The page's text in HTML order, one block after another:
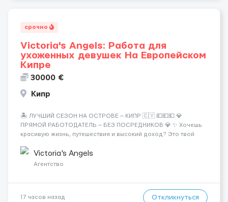
срочно
Victoria's Angels: Работа для
ухоженных девушек На Европейском
Кипре
30000 €
Кипр
🏝️ ЛУЧШИЙ СЕЗОН НА ОСТРОВЕ — КИПР 🇨🇾 💶💶💶 💎
ПРЯМОЙ РАБОТОДАТЕЛЬ — БЕЗ ПОСРЕДНИКОВ 💎 ✨ Хочешь
красивую жизнь, путешествия и высокий доход? Это твой
Опытная команда с годами практики — Стабильный поток
клиентов (без ...
Victoria's Angels
Агентство
17 часов назад Откликнуться